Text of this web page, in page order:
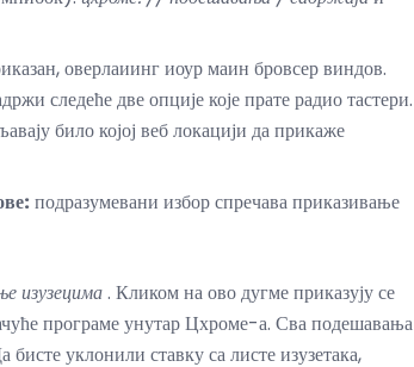
оверлаиинг иоур маин бровсер виндов.
следеће две опције које прате радио тастери.
било којој веб локацији да прикаже
подразумевани избор спречава приказивање
изузецима. Кликом на ово дугме приказују се
програме унутар Цхроме-а. Сва подешавања
бисте уклонили ставку са листе изузетака,